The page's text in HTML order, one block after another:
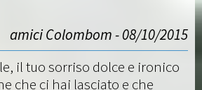
amici Colombom - 08/10/2015
il tuo sorriso dolce e ironico
che ci hai lasciato e che